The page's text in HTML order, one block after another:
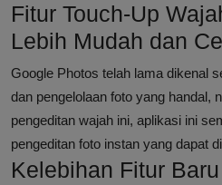
Fitur Touch-Up
Lebih Mudah dan
Google Photos telah lama dikenal
dan pengelolaan foto yang handal,
pengeditan wajah ini, aplikasi ini
pengeditan foto instan yang dapat
Kelebihan Fitur